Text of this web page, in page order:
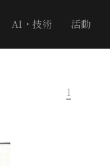
AI・技術 活動
1